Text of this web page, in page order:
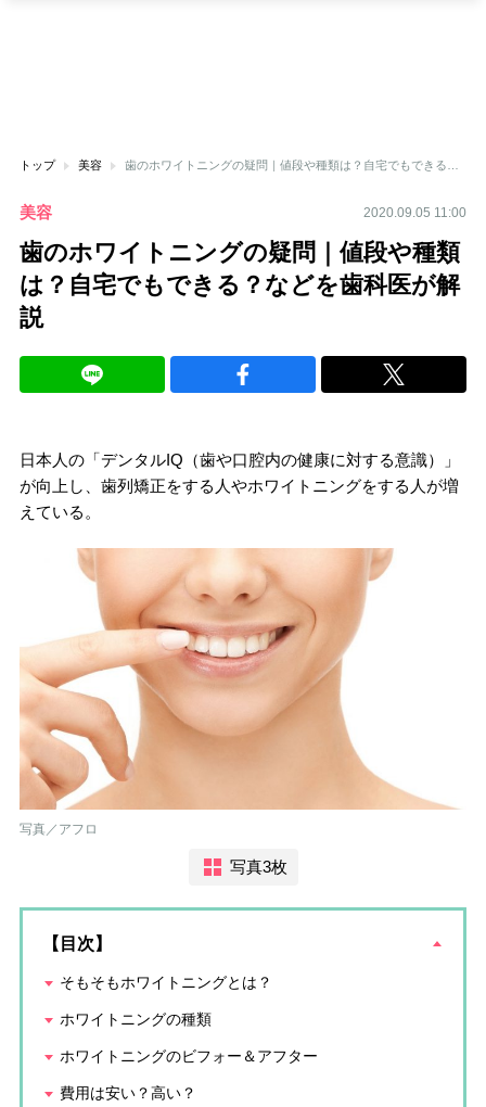
トップ 美容
美容 2020.09.05 11:00
歯のホワイトニングの疑問｜値段や種類
は？自宅でもできる？などを歯科医が解
説
日本人の「デンタルIQ（歯や口腔内の健康に対する意識）」
が向上し、歯列矯正をする人やホワイトニングをする人が増
えている。
写真／アフロ
写真3枚
【目次】
そもそもホワイトニングとは？
ホワイトニングの種類
ホワイトニングのビフォー＆アフター
費用は安い？高い？